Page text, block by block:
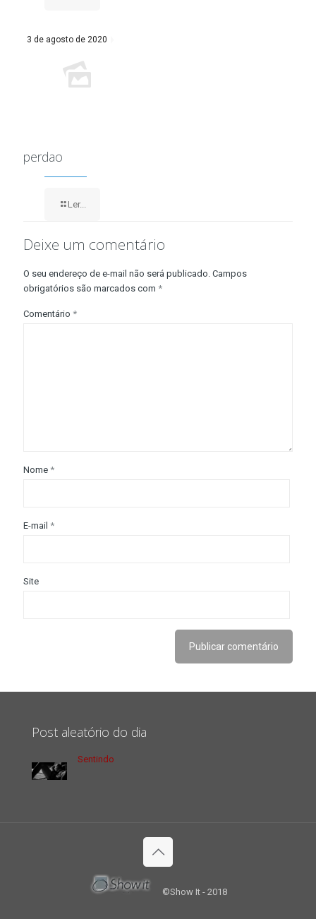
3 de agosto de 2020
perdao
Ler...
Deixe um comentário
O seu endereço de e-mail não será publicado. Campos
obrigatórios são marcados com *
Comentário *
Nome *
E-mail *
Site
Post aleatório do dia
Sentindo
©Show It - 2018